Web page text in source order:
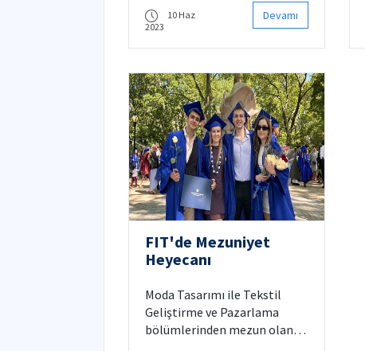
sona erdi.
10 Haz
2023
Devamı
FIT'de Mezuniyet
Heyecanı
Moda Tasarımı ile Tekstil
Geliştirme ve Pazarlama
bölümlerinden mezun olan